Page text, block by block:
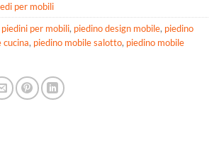
per mobili
piedini per mobili, piedino design mobile, piedino
cucina, piedino mobile salotto, piedino mobile